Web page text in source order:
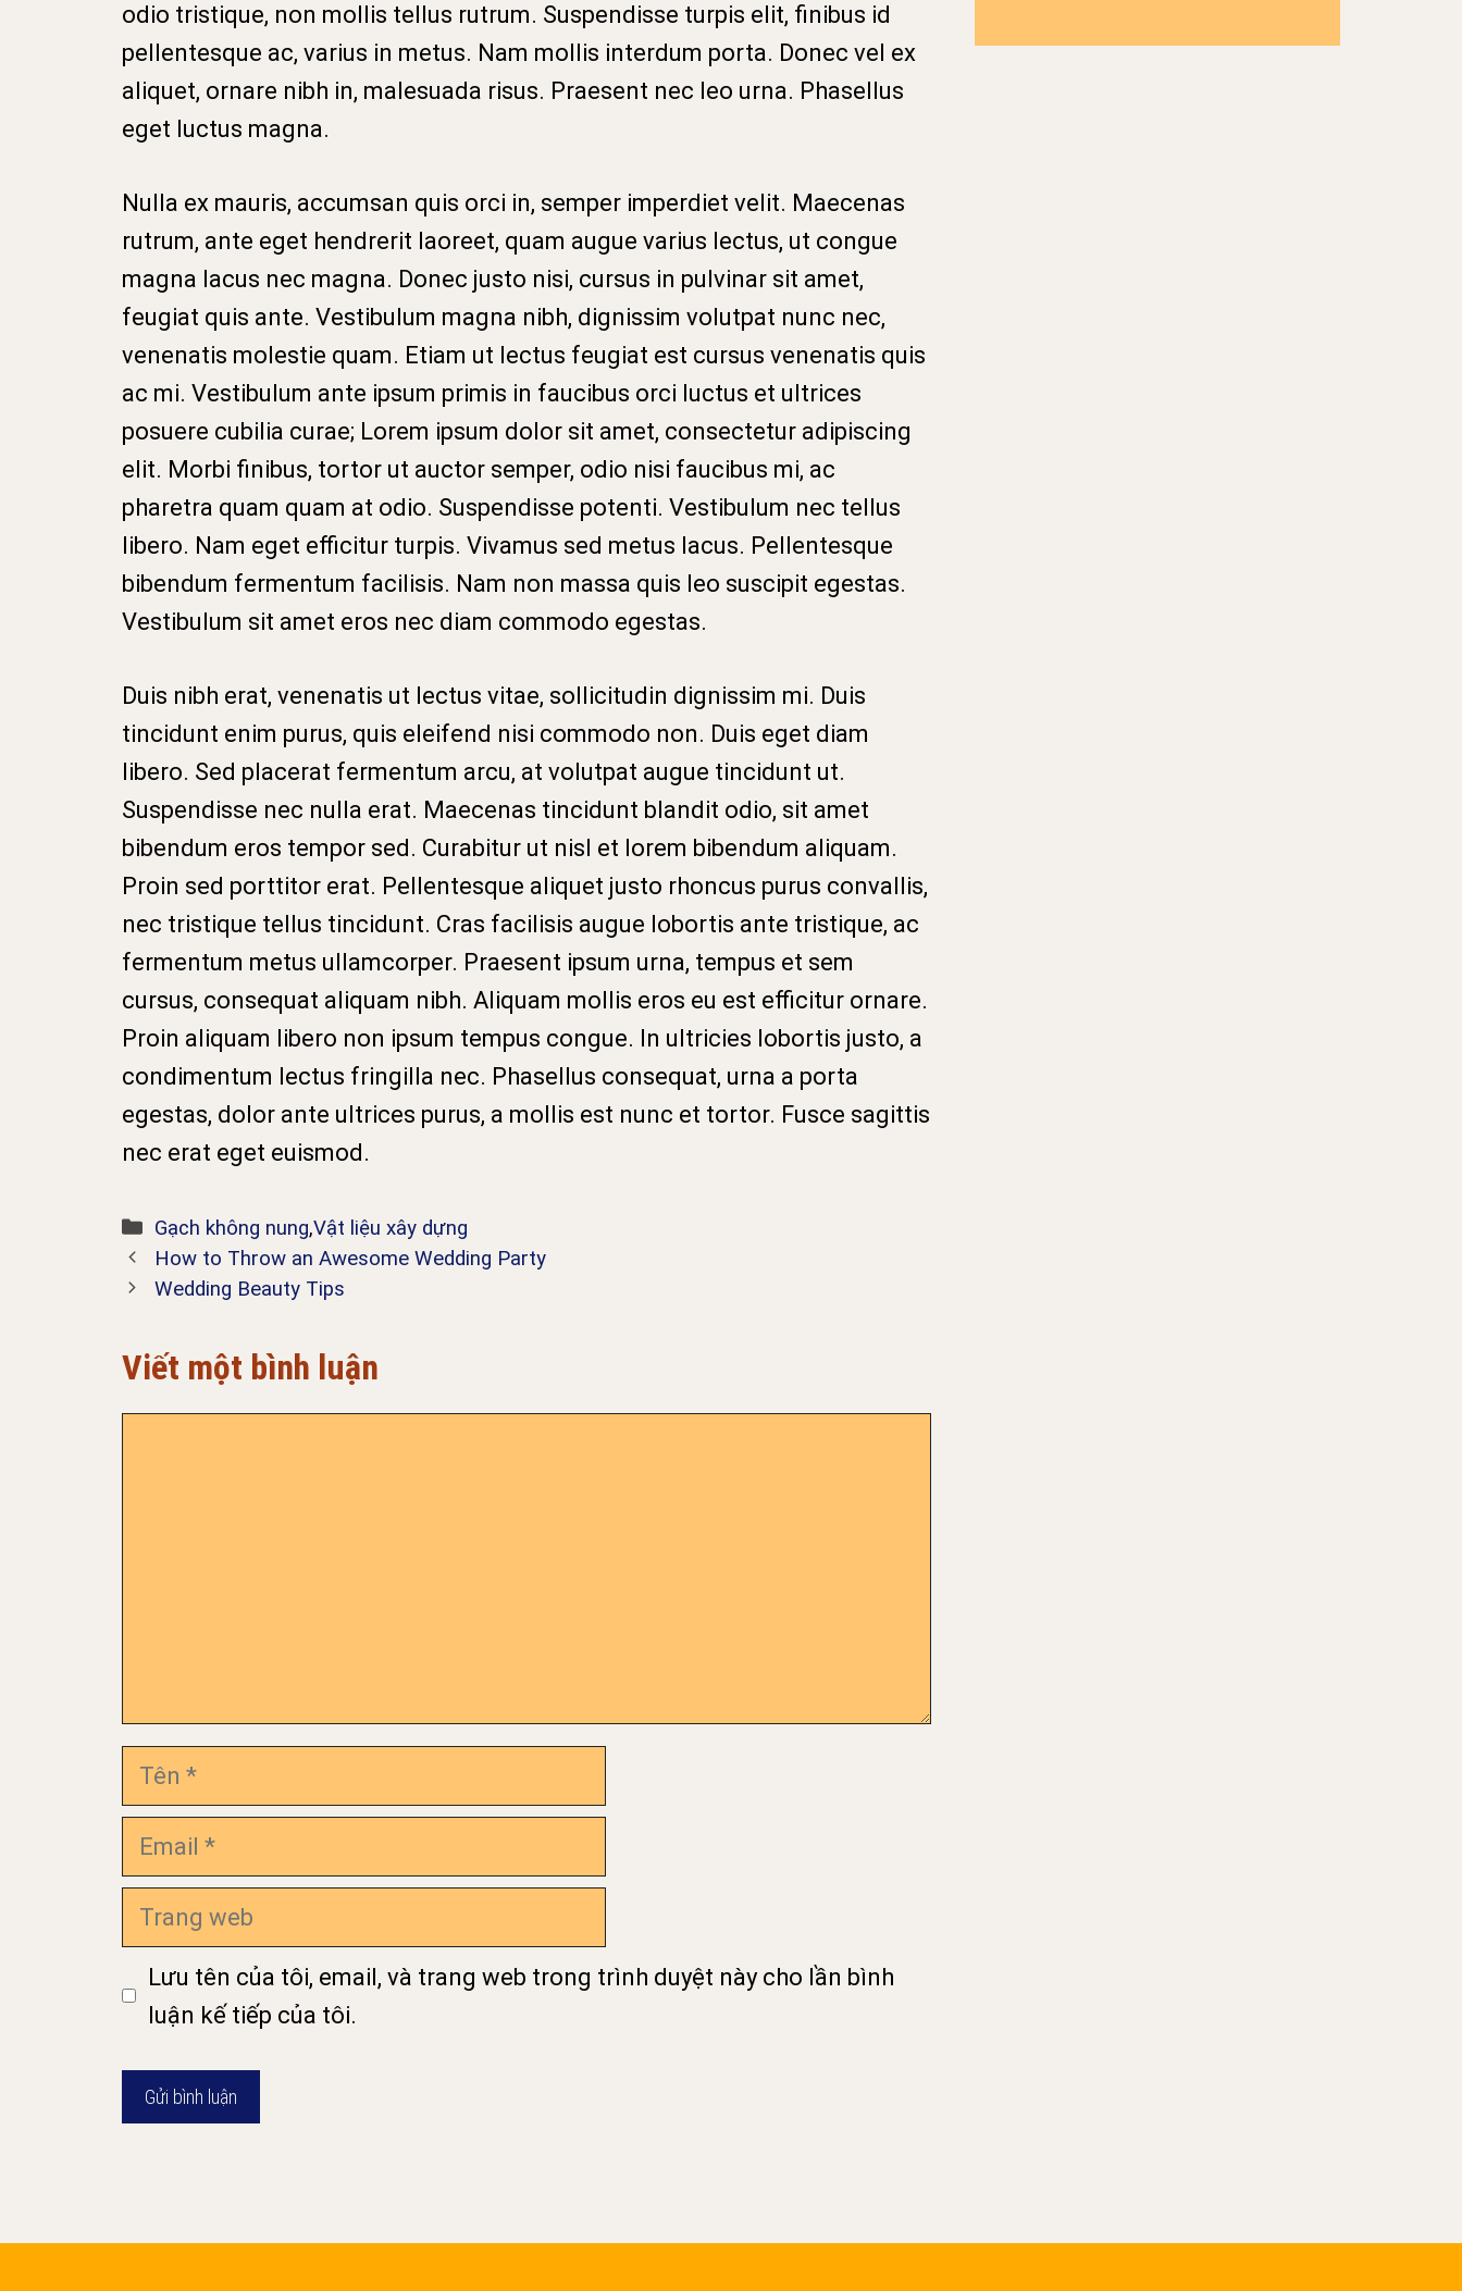
odio tristique, non mollis tellus rutrum. Suspendisse turpis elit, finibus id
pellentesque ac, varius in metus. Nam mollis interdum porta. Donec vel ex
aliquet, ornare nibh in, malesuada risus. Praesent nec leo urna. Phasellus
eget luctus magna.
Nulla ex mauris, accumsan quis orci in, semper imperdiet velit. Maecenas
rutrum, ante eget hendrerit laoreet, quam augue varius lectus, ut congue
magna lacus nec magna. Donec justo nisi, cursus in pulvinar sit amet,
feugiat quis ante. Vestibulum magna nibh, dignissim volutpat nunc nec,
venenatis molestie quam. Etiam ut lectus feugiat est cursus venenatis quis
ac mi. Vestibulum ante ipsum primis in faucibus orci luctus et ultrices
posuere cubilia curae; Lorem ipsum dolor sit amet, consectetur adipiscing
elit. Morbi finibus, tortor ut auctor semper, odio nisi faucibus mi, ac
pharetra quam quam at odio. Suspendisse potenti. Vestibulum nec tellus
libero. Nam eget efficitur turpis. Vivamus sed metus lacus. Pellentesque
bibendum fermentum facilisis. Nam non massa quis leo suscipit egestas.
Vestibulum sit amet eros nec diam commodo egestas.
Duis nibh erat, venenatis ut lectus vitae, sollicitudin dignissim mi. Duis
tincidunt enim purus, quis eleifend nisi commodo non. Duis eget diam
libero. Sed placerat fermentum arcu, at volutpat augue tincidunt ut.
Suspendisse nec nulla erat. Maecenas tincidunt blandit odio, sit amet
bibendum eros tempor sed. Curabitur ut nisl et lorem bibendum aliquam.
Proin sed porttitor erat. Pellentesque aliquet justo rhoncus purus convallis,
nec tristique tellus tincidunt. Cras facilisis augue lobortis ante tristique, ac
fermentum metus ullamcorper. Praesent ipsum urna, tempus et sem
cursus, consequat aliquam nibh. Aliquam mollis eros eu est efficitur ornare.
Proin aliquam libero non ipsum tempus congue. In ultricies lobortis justo, a
condimentum lectus fringilla nec. Phasellus consequat, urna a porta
egestas, dolor ante ultrices purus, a mollis est nunc et tortor. Fusce sagittis
nec erat eget euismod.
Danh
mục
Gạch không nung,Vật liệu xây dựng
How to Throw an Awesome Wedding Party
Wedding Beauty Tips
Viết một bình luận
Tên
Email
Trang
web
Lưu tên của tôi, email, và trang web trong trình duyệt này cho lần bình
luận kế tiếp của tôi.